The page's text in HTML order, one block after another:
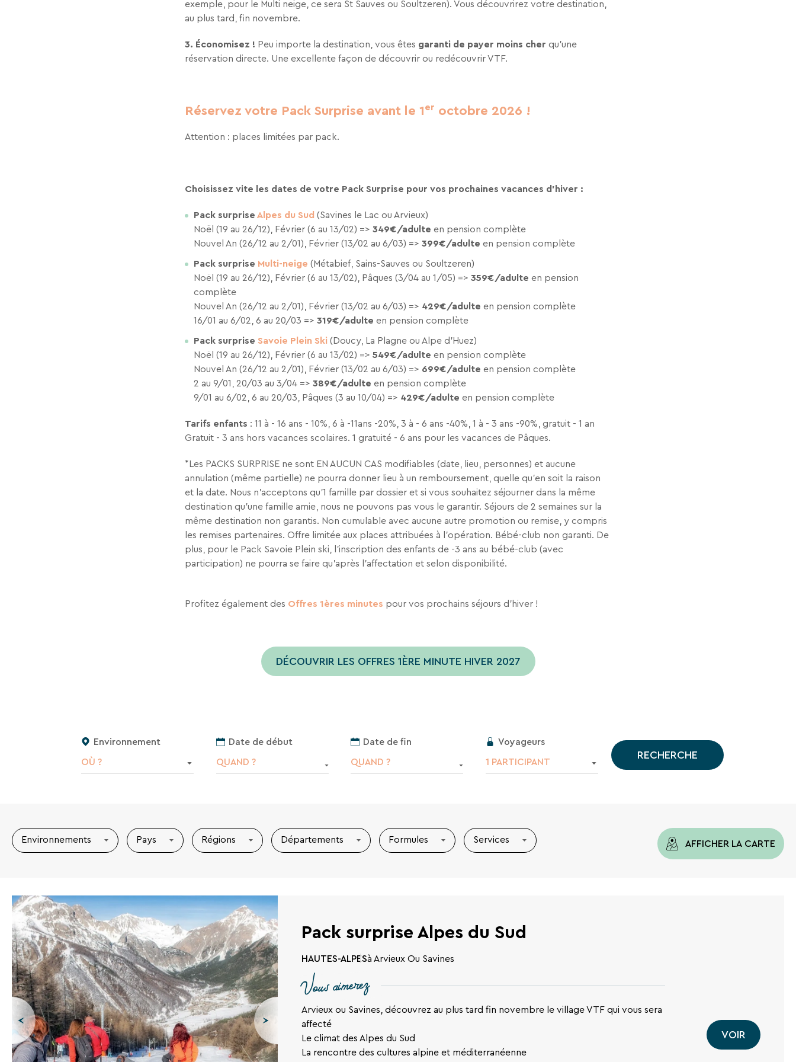
RECHERCHER
Une destination, un hôtel...
exemple, pour le Multi neige, ce sera St Sauves ou Soultzeren). Vous découvrirez votre destination,
au plus tard, fin novembre.
3. Économisez ! Peu importe la destination, vous êtes garanti de payer moins cher qu’une
réservation directe. Une excellente façon de découvrir ou redécouvrir VTF.
Réservez votre Pack Surprise avant le 1er octobre 2026 !
Attention : places limitées par pack.
Choisissez vite les dates de votre Pack Surprise pour vos prochaines vacances d'hiver :
Pack surpriseAlpes du Sud(Savines le Lac ou Arvieux)
Noël (19 au 26/12), Février (6 au 13/02) => 349€/adulte en pension complète
Nouvel An (26/12 au 2/01), Février (13/02 au 6/03) => 399€/adulte en pension complète
Pack surprise Multi-neige (Métabief, Sains-Sauves ou Soultzeren)
Noël (19 au 26/12), Février (6 au 13/02), Pâques (3/04 au 1/05) => 359€/adulte en pension
complète
Nouvel An (26/12 au 2/01), Février (13/02 au 6/03) => 429€/adulte en pension complète
16/01 au 6/02, 6 au 20/03 => 319€/adulte en pension complète
Pack surprise Savoie Plein Ski(Doucy, La Plagne ou Alpe d'Huez)
Noël (19 au 26/12), Février (6 au 13/02) => 549€/adulte en pension complète
Nouvel An (26/12 au 2/01), Février (13/02 au 6/03) => 699€/adulte en pension complète
2 au 9/01, 20/03 au 3/04 => 389€/adulte en pension complète
9/01 au 6/02, 6 au 20/03, Pâques (3 au 10/04) => 429€/adulte en pension complète
Tarifs enfants : 11 à - 16 ans - 10%, 6 à -11ans -20%, 3 à - 6 ans -40%, 1 à - 3 ans -90%, gratuit - 1 an
Gratuit - 3 ans hors vacances scolaires. 1 gratuité - 6 ans pour les vacances de Pâques.
*Les PACKS SURPRISE ne sont EN AUCUN CAS modifiables (date, lieu, personnes) et aucune
annulation (même partielle) ne pourra donner lieu à un remboursement, quelle qu’en soit la raison
et la date. Nous n’acceptons qu’1 famille par dossier et si vous souhaitez séjourner dans la même
destination qu’une famille amie, nous ne pouvons pas vous le garantir. Séjours de 2 semaines sur la
même destination non garantis. Non cumulable avec aucune autre promotion ou remise, y compris
les remises partenaires. Offre limitée aux places attribuées à l’opération. Bébé-club non garanti. De
plus, pour le Pack Savoie Plein ski, l’inscription des enfants de -3 ans au bébé-club (avec
participation) ne pourra se faire qu’après l’affectation et selon disponibilité.
Profitez également des Offres 1ères minutes pour vos prochains séjours d'hiver !
DÉCOUVRIR LES OFFRES 1ÈRE MINUTE HIVER 2027
Environnement
OÙ ?
Date de début
QUAND ?
Date de fin
QUAND ?
Voyageurs
1 PARTICIPANT
RECHERCHE
Environnements Pays Régions Départements Formules Services AFFICHER LA CARTE
Pack surprise Alpes du Sud
HAUTES-ALPESà Arvieux Ou Savines
Vous aimerez
Arvieux ou Savines, découvrez au plus tard fin novembre le village VTF qui vous sera
affecté
Le climat des Alpes du Sud
La rencontre des cultures alpine et méditerranéenne
VOIR